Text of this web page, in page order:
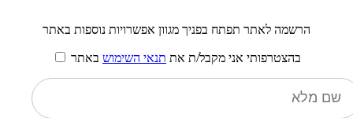
הרשמה לאתר תפתח בפניך מגוון אפשרויות נוספות באתר
בהצטרפותי אני מקבל/ת את תנאי השימוש באתר